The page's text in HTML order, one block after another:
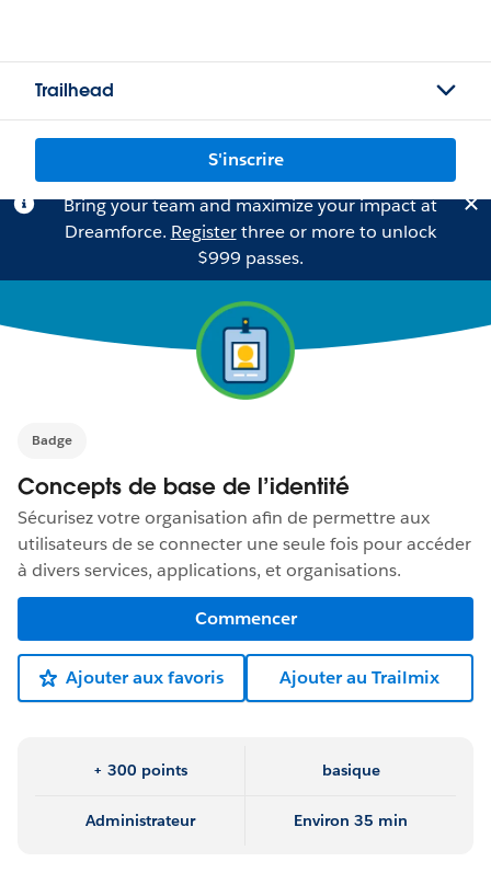
Trailhead
S'inscrire
Bring your team and maximize your impact at
Dreamforce. Registerthree or more to unlock
$999 passes.
Badge
Concepts de base de l’identité
Sécurisez votre organisation afin de permettre aux
utilisateurs de se connecter une seule fois pour accéder
à divers services, applications, et organisations.
Commencer
Ajouter aux favoris Ajouter au Trailmix
+ 300 points basique
Administrateur Environ 35 min